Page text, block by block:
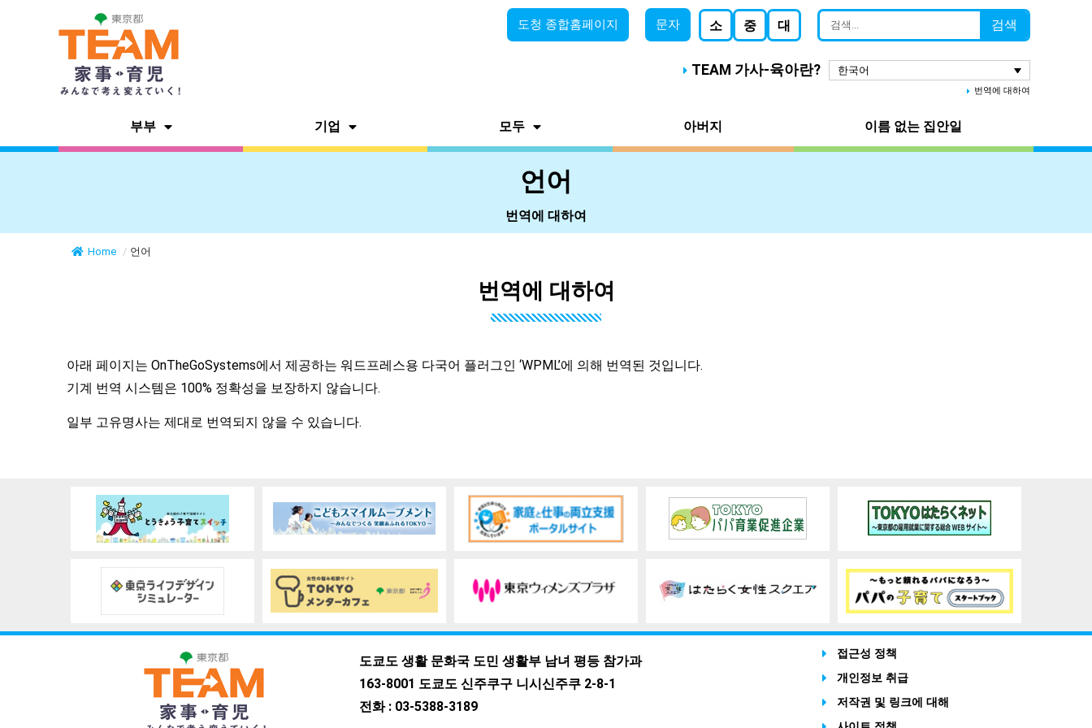
도청 종합홈페이지 문자 소 중 대 검색
TEAM 가사-육아란? 한국어
번역에 대하여
부부 기업 모두 아버지 이름 없는 집안일
언어
번역에 대하여
Home / 언어
번역에 대하여
아래 페이지는 OnTheGoSystems에서 제공하는 워드프레스용 다국어 플러그인 ‘WPML’에 의해 번역된 것입니다.
기계 번역 시스템은 100% 정확성을 보장하지 않습니다.
일부 고유명사는 제대로 번역되지 않을 수 있습니다.
도쿄도 생활 문화국 도민 생활부 남녀 평등 참가과
163-8001 도쿄도 신주쿠구 니시신주쿠 2-8-1
전화 : 03-5388-3189
접근성 정책
개인정보 취급
저작권 및 링크에 대해